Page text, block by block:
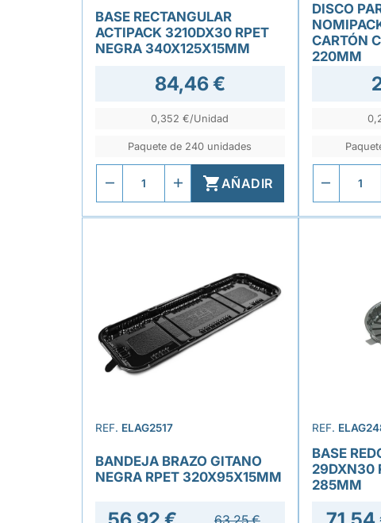
BASE RECTANGULAR
ACTIPACK 3210DX30 RPET
NEGRA 340X125X15MM
84,46 €
0,352 €/Unidad
Paquete de 240 unidades
AÑADIR
DISCO
CARTÓN
220MM
REF. ELAG2517
BANDEJA BRAZO GITANO
NEGRA RPET 320X95X15MM
63,25 €
REF.
BASE
29DXN30
285MM